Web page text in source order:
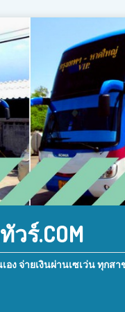
ร์.COM
อง จ่ายเงินผ่านเซเว่น ทุกสา